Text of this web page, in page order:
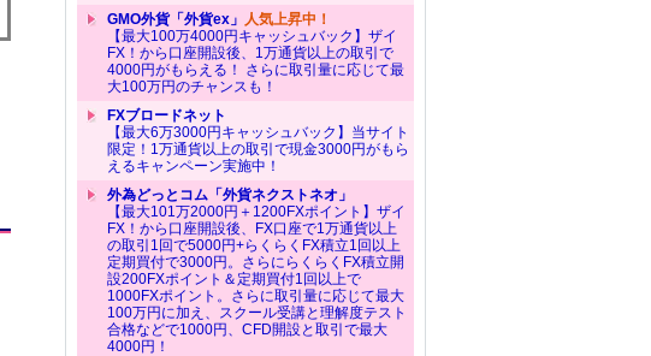
GMO外貨「外貨ex」 人気上昇中！
【最大100万4000円キャッシュバック】ザイ
FX！から口座開設後、1万通貨以上の取引で
4000円がもらえる！ さらに取引量に応じて最
大100万円のチャンスも！
FXブロードネット
【最大6万3000円キャッシュバック】当サイト
限定！1万通貨以上の取引で現金3000円がもら
えるキャンペーン実施中！
外為どっとコム「外貨ネクストネオ」
【最大101万2000円＋1200FXポイント】ザイ
FX！から口座開設後、FX口座で1万通貨以上
の取引1回で5000円+らくらくFX積立1回以上
定期買付で3000円。さらにらくらくFX積立開
設200FXポイント＆定期買付1回以上で
1000FXポイント。さらに取引量に応じて最大
100万円に加え、スクール受講と理解度テスト
合格などで1000円、CFD開設と取引で最大
4000円！